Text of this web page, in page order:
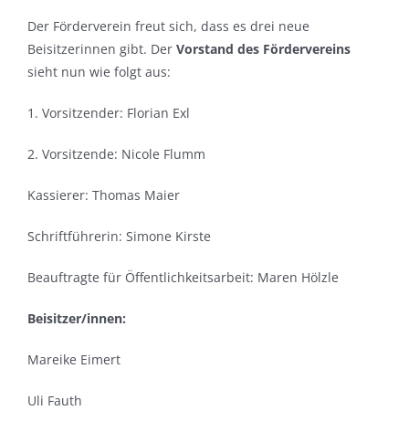
Der Förderverein freut sich, dass es drei neue
Beisitzerinnen gibt. Der Vorstand des Fördervereins
sieht nun wie folgt aus:
1. Vorsitzender: Florian Exl
2. Vorsitzende: Nicole Flumm
Kassierer: Thomas Maier
Schriftführerin: Simone Kirste
Beauftragte für Öffentlichkeitsarbeit: Maren Hölzle
Beisitzer/innen:
Mareike Eimert
Uli Fauth